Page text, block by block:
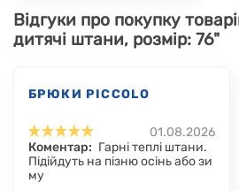
Відгуки про покупку
дитячі штани, розмір: 76"
БРЮКИ PICCOLO
01.08.2026
Коментар: Гарні теплі штани.
Підійдуть на пізню осінь або зи
му